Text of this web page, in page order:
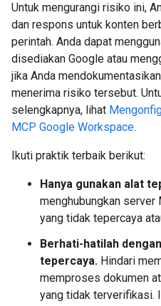
Untuk mengurangi risiko ini,
dan respons untuk konten
perintah. Anda dapat
disediakan Google atau
jika Anda
menerima risiko tersebut.
selengkapnya, lihat
MCP Google Workspace.
Ikuti praktik terbaik berikut:
Hanya gunakan alat
menghubungkan
yang tidak tepercaya
Berhati-hatilah
tepercaya. Hindari
memproses dokumen
yang tidak terverifikasi.